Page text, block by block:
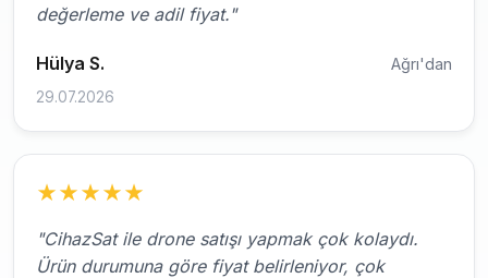
değerleme ve adil fiyat."
Hülya S. Ağrı'dan
29.07.2026
★★★★★
"CihazSat ile drone satışı yapmak çok kolaydı.
Ürün durumuna göre fiyat belirleniyor, çok